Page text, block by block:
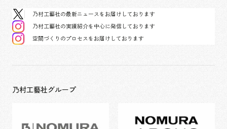
乃村工藝社の最新ニュースをお届けしております
乃村工藝社の実績紹介を中心に発信しております
空間づくりのプロセスをお届けしております
乃村工藝社グループ